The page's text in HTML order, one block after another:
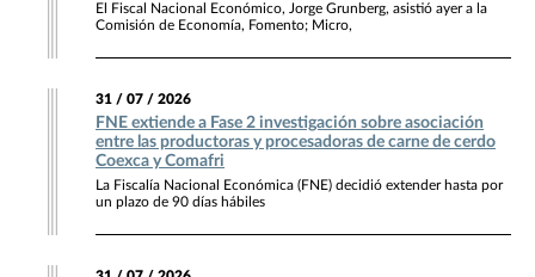
El Fiscal Nacional Económico, Jorge Grunberg, asistió ayer a la
Comisión de Economía, Fomento; Micro,
31 / 07 / 2026
FNE extiende a Fase 2 investigación sobre asociación
entre las productoras y procesadoras de carne de cerdo
Coexca y Comafri
La Fiscalía Nacional Económica (FNE) decidió extender hasta por
un plazo de 90 días hábiles